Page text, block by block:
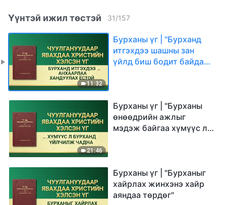
Үүнтэй ижил төстэй 31/157
11:32
Бурханы үг | "Бурханд
итгэхдээ шашны зан
үйлд биш бодит байдалд
21:46
Бурханы үг | "Бурханы
өнөөдрийн ажлыг
мэдэж байгаа хүмүүс л
Бурханы үг | "Бурханыг
хайрлах жинхэнэ хайр
аяндаа төрдөг"